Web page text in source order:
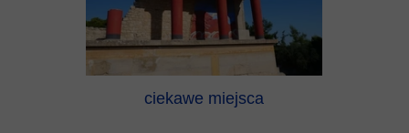
ciekawe miejsca